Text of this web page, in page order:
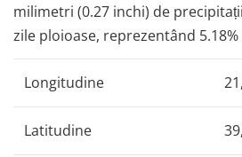
milimetri (0.27 inchi) de
zile ploioase, reprezentând 5.18%
Longitudine
Latitudine